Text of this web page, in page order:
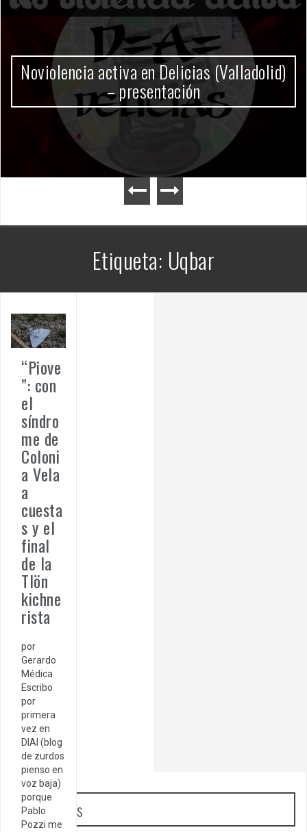
Gobierno Milei
Etiqueta: Uqbar
“Piove
”: con
el
síndro
me de
Coloni
a Vela
a
cuesta
s y el
final
de la
Tlön
kichne
rista
por
Gerardo
Médica
Escribo
por
primera
vez en
DIAI (blog
de zurdos
pienso en
voz baja)
porque
Pablo
Pozzi me
Categorías